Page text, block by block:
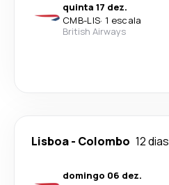
quinta 17 dez.
CMB-LIS· 1 escala
British Airways
Lisboa- Colombo 12 dias
domingo 06 dez.